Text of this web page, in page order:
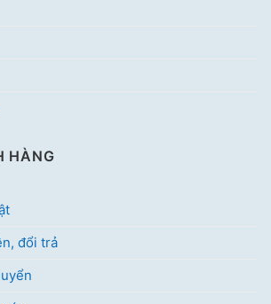
HÀNG
đổi trả